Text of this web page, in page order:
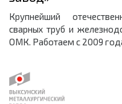
Крупнейший
сварных труб и
ОМК. Работаем с 2009